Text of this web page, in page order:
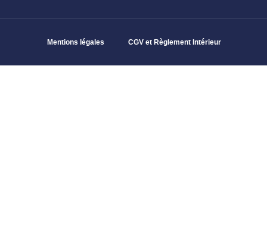
Mentions légales CGV et Règlement Intérieur